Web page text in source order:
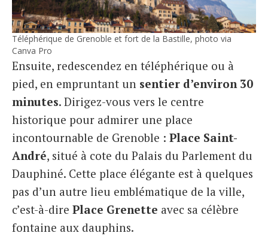
Téléphérique de Grenoble et fort de la Bastille, photo via
Canva Pro
Ensuite, redescendez en téléphérique ou à
pied, en empruntant un sentier d’environ 30
minutes. Dirigez-vous vers le centre
historique pour admirer une place
incontournable de Grenoble : Place Saint-
André, situé à cote du Palais du Parlement du
Dauphiné. Cette place élégante est à quelques
pas d’un autre lieu emblématique de la ville,
c’est-à-dire Place Grenette avec sa célèbre
fontaine aux dauphins.